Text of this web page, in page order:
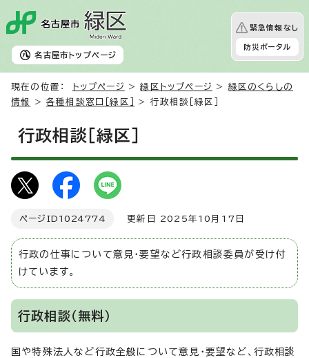
名古屋市 トップページ
緊急情報なし
防災ポータル
現在の位置： トップページ >緑区トップページ > 緑区のくらしの
情報
>各種相談窓口［緑区］ > 行政相談［緑区］
行政相談［緑区］
ページID 1024774 更新日 2025年10月17日
行政の仕事について意見・要望など行政相談委員が受け付
けています。
行政相談（無料）
国や特殊法人など行政全般について意見・要望など、行政相談